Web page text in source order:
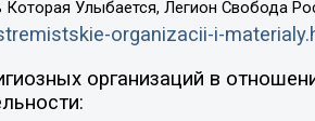
Улыбается, Легион Свобода
organizacii-i-
организаций в